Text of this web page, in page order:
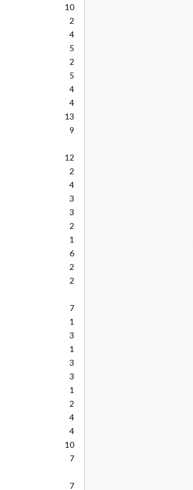
10
2
4
5
2
5
4
4
13
9
12
2
4
3
3
2
1
6
2
2
7
1
3
1
3
3
1
2
4
4
10
7
7